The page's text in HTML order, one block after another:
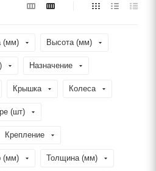
(мм) Высота (мм)
Назначение
Крышка Колеса
(шт)
Крепление
(мм) Толщина (мм)